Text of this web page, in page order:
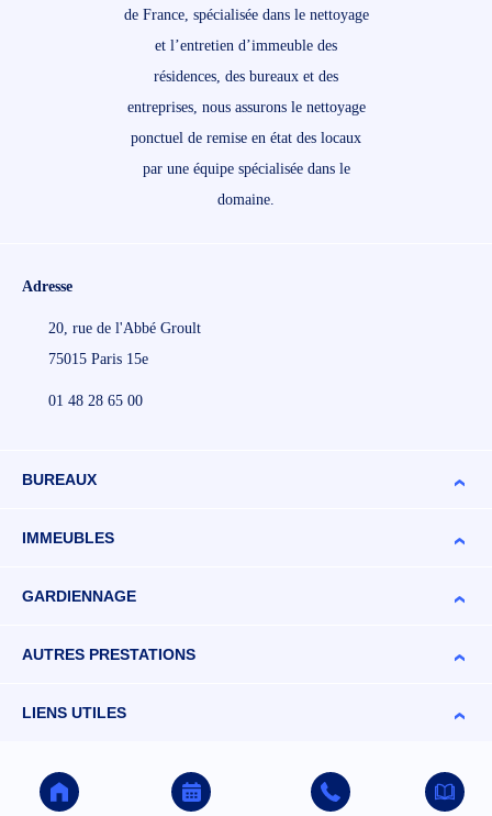
de France, spécialisée dans le nettoyage
et l’entretien d’immeuble des
résidences, des bureaux et des
entreprises, nous assurons le nettoyage
ponctuel de remise en état des locaux
par une équipe spécialisée dans le
domaine.
Adresse
20, rue de l'Abbé Groult
75015 Paris 15e
01 48 28 65 00
BUREAUX
IMMEUBLES
GARDIENNAGE
AUTRES PRESTATIONS
LIENS UTILES
© 2026 ARA'NETTOYAGE. TOUS DROITS RÉSERVÉS -
Réalisé par
Target Web